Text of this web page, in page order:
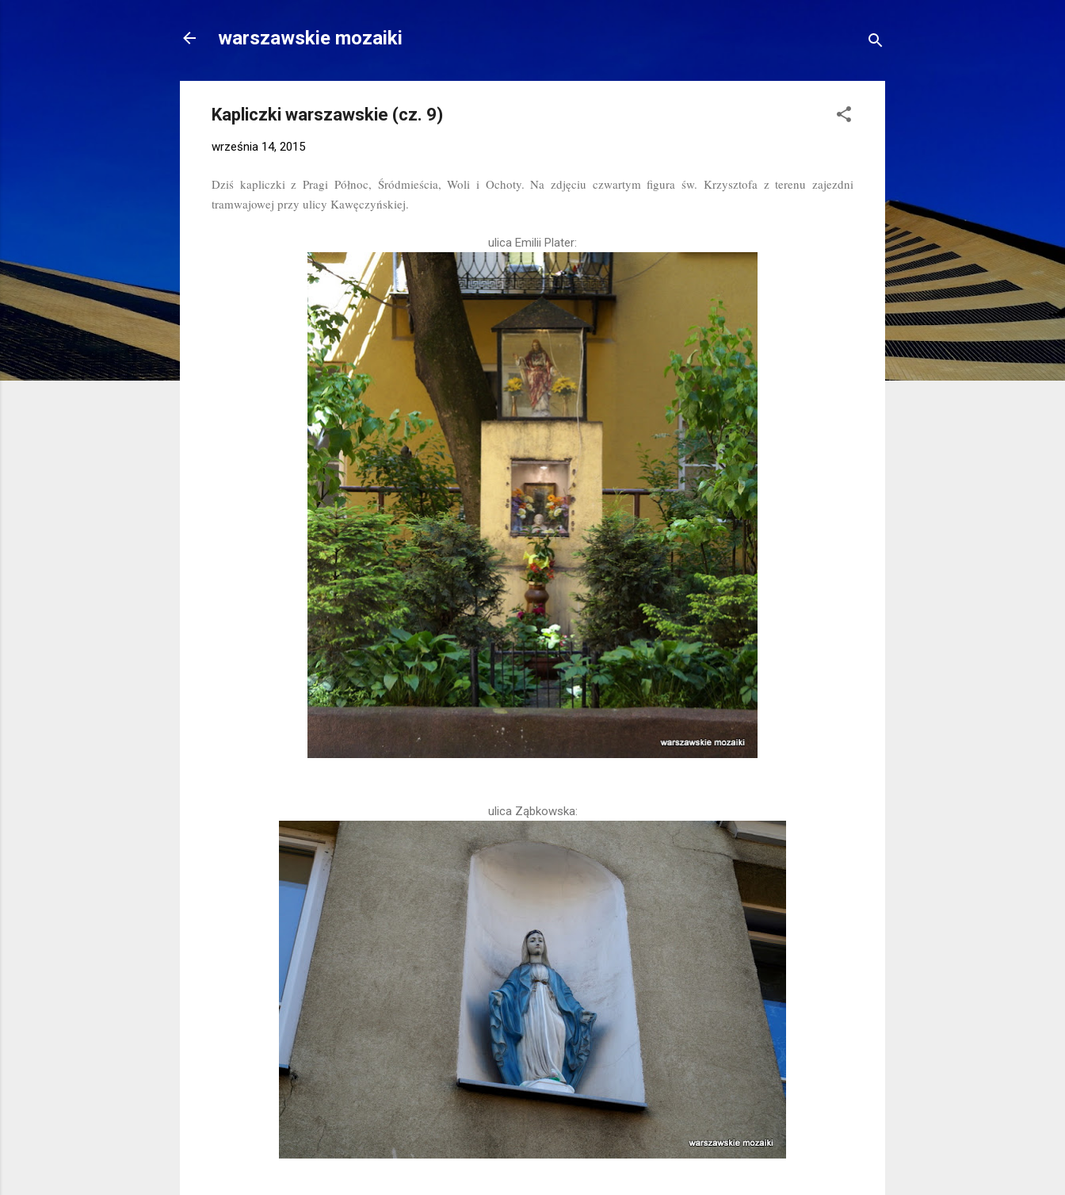
warszawskie mozaiki
Kapliczki warszawskie (cz. 9)
września 14, 2015
Dziś kapliczki z Pragi Północ, Śródmieścia, Woli i Ochoty. Na zdjęciu czwartym figura św. Krzysztofa z terenu zajezdni
tramwajowej przy ulicy Kawęczyńskiej.
ulica Emilii Plater:
ulica Ząbkowska: